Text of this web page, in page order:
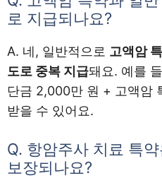
로 지급되나요?
A. 네, 일반적으로 고액암
도로 중복 지급돼요. 예를
단금 2,000만 원 + 고액암
받을 수 있어요.
Q. 항암주사 치료 특
보장되나요?